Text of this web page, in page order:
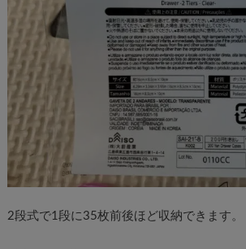
2段式で1段に35枚前後ほど収納できます。